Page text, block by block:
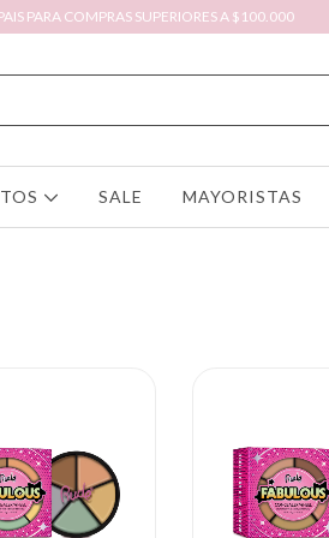
PARA COMPRAS SUPERIORES A $100.000
SALE MAYORISTAS